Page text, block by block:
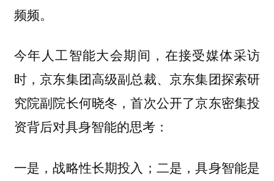
频频。
今年人工智能大会期间，在接受媒体采访
时，京东集团高级副总裁、京东集团探索研
究院副院长何晓冬，首次公开了京东密集投
资背后对具身智能的思考：
一是，战略性长期投入；二是，具身智能是